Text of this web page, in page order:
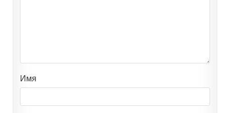
Имя